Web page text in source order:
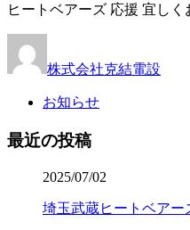
ヒートベアーズ 応援 宜しく
株式会社克結電設
お知らせ
最近の投稿
2025/07/02
埼玉武蔵ヒートベアー